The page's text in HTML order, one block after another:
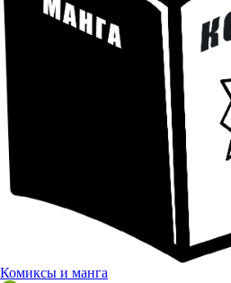
Комиксы и манга